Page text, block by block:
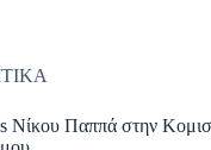
Νίκου Παππά στην